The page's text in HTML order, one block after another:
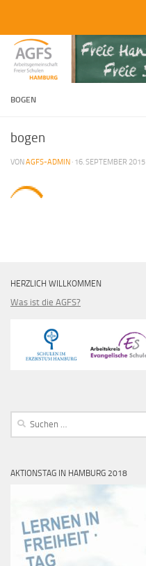
BOGEN
bogen
VONAGFS-ADMIN · 16. SEPTEMBER 2015
HERZLICH WILLKOMMEN
Was ist die AGFS?
Suche
AKTIONSTAG IN HAMBURG 2018